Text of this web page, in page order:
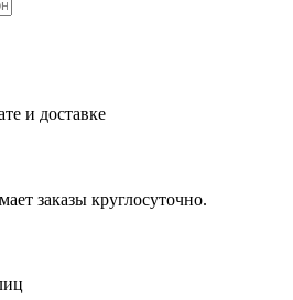
и доставке
заказы круглосуточно.